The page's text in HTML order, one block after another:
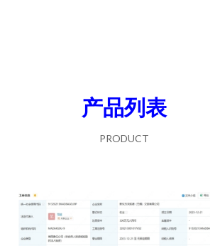
产品列表
PRODUCT